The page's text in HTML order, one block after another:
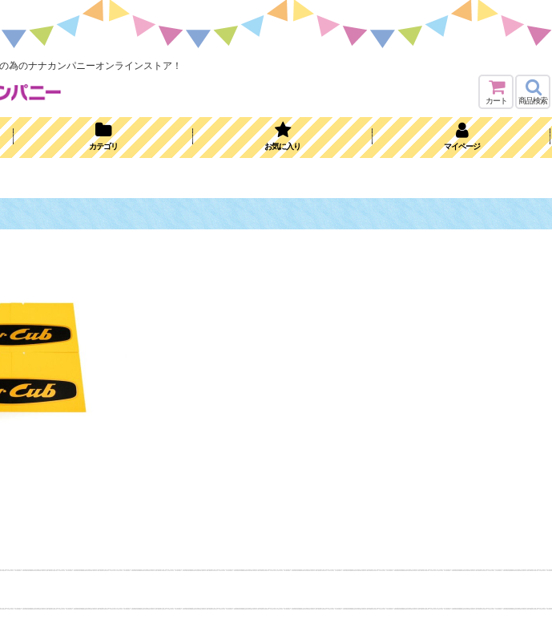
為のナナカンパニーオンラインストア！
カート 商品検索
カテゴリ お気に入り マイページ